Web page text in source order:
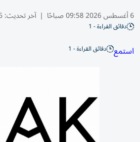
6 أغسطس 2026 09:58 صباحًا | آخر تحديث:6
دقائق القراءة - 1
استمع دقائق القراءة - 1